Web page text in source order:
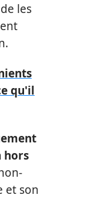
les
qu'il
hors
et son